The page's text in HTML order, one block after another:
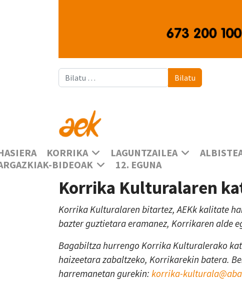
Bilatu Bilatu
KORRIKA LAGUNTZAILEA
BIDEOAK
12. EGUNA
Korrika Kulturalaren
Korrika Kulturalaren bitartez, AEKk kalitate
bazter guztietara eramanez, Korrikaren alde
Bagabiltza hurrengo Korrika Kulturalerako
haizeetara zabaltzeko, Korrikarekin batera.
harremanetan gurekin: korrika-